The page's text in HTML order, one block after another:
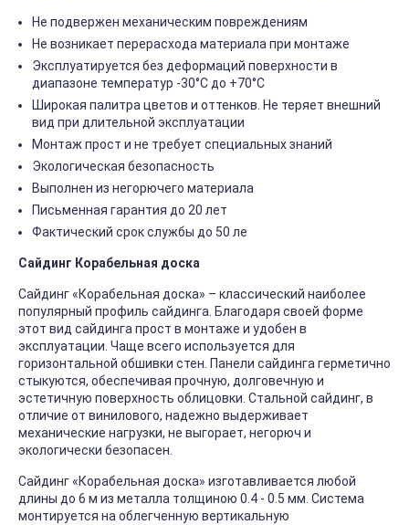
Не подвержен механическим повреждениям
Не возникает перерасхода материала при монтаже
Эксплуатируется без деформаций поверхности в
диапазоне температур -30°C до +70°C
Широкая палитра цветов и оттенков. Не теряет внешний
вид при длительной эксплуатации
Монтаж прост и не требует специальных знаний
Экологическая безопасность
Выполнен из негорючего материала
Письменная гарантия до 20 лет
Фактический срок службы до 50 ле
Сайдинг Корабельная доска
Сайдинг «Корабельная доска» – классический наиболее
популярный профиль сайдинга. Благодаря своей форме
этот вид сайдинга прост в монтаже и удобен в
эксплуатации. Чаще всего используется для
горизонтальной обшивки стен. Панели сайдинга герметично
стыкуются, обеспечивая прочную, долговечную и
эстетичную поверхность облицовки. Стальной сайдинг, в
отличие от винилового, надежно выдерживает
механические нагрузки, не выгорает, негорюч и
экологически безопасен.
Сайдинг «Корабельная доска» изготавливается любой
длины до 6 м из металла толщиною 0.4 - 0.5 мм. Система
монтируется на облегченную вертикальную